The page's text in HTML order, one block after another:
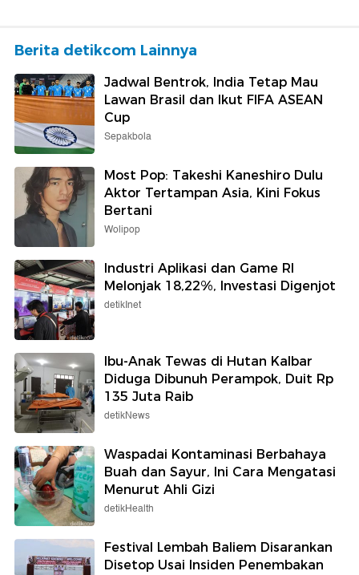
Berita detikcom Lainnya
Jadwal Bentrok, India Tetap Mau
Lawan Brasil dan Ikut FIFA ASEAN
Cup
Sepakbola
Most Pop: Takeshi Kaneshiro Dulu
Aktor Tertampan Asia, Kini Fokus
Bertani
Wolipop
Industri Aplikasi dan Game RI
Melonjak 18,22%, Investasi Digenjot
detikInet
Ibu-Anak Tewas di Hutan Kalbar
Diduga Dibunuh Perampok, Duit Rp
135 Juta Raib
detikNews
Waspadai Kontaminasi Berbahaya
Buah dan Sayur, Ini Cara Mengatasi
Menurut Ahli Gizi
detikHealth
Festival Lembah Baliem Disarankan
Disetop Usai Insiden Penembakan